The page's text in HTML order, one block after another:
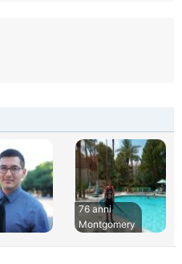
76 anni
Montgomery